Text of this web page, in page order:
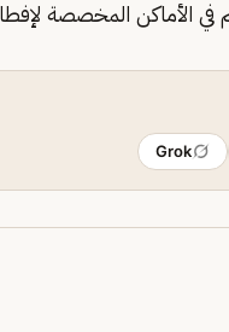
Grok